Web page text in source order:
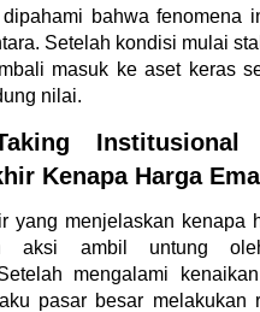
bahwa fenomena
Setelah kondisi mulai
masuk ke aset keras
nilai.
Institusional
Kenapa Harga
yang menjelaskan kenapa
aksi ambil untung
mengalami
pasar besar melakukan